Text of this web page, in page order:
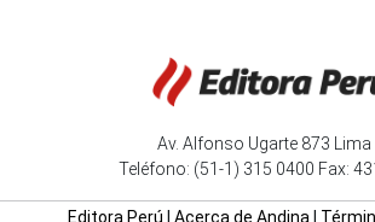
Av. Alfonso Ugarte 873 Lima
Teléfono: (51-1) 315 0400 Fax:
Editora Perú Acerca de Andina